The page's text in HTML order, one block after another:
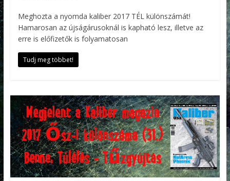
Meghozta a nyomda kaliber 2017 TÉL különszámát!
Hamarosan az újságárusoknál is kapható lesz, illetve az
erre is előfizetők is folyamatosan
Tudj meg többet!